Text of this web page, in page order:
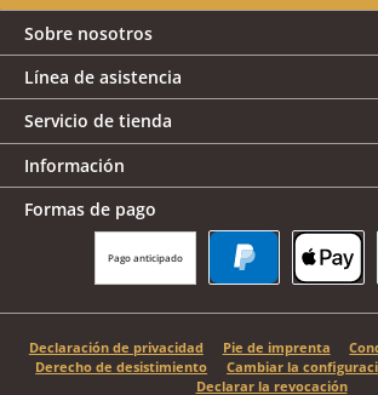
Sobre nosotros
Línea de asistencia
Servicio de tienda
Información
Formas de pago
Pago anticipado
Declaración de privacidad Pie de imprenta
Derecho de desistimiento
Cambiar la
Declarar la revocación